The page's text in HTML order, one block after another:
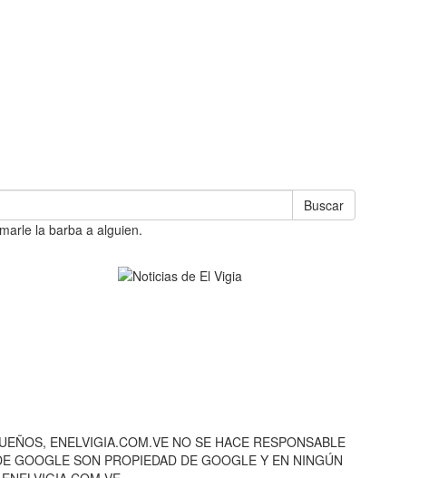
Buscar
la barba a alguien.
ENELVIGIA.COM.VE NO SE HACE RESPONSABLE
GOOGLE SON PROPIEDAD DE GOOGLE Y EN NINGÚN